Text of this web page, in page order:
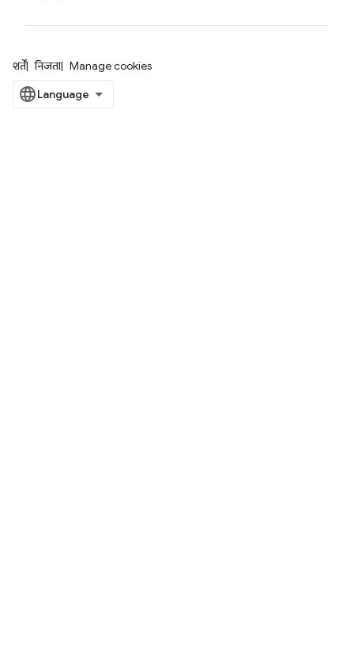
शर्तें निजता Manage cookies